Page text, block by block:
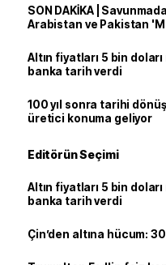
SON DAKİKA |
Arabistan ve Pakistan
Altın fiyatları 5 bin
banka tarih verdi
100 yıl sonra tarihi
üretici konuma geliyor
Editörün Seçimi
Altın fiyatları 5 bin
banka tarih verdi
Çin’den altına hücum: